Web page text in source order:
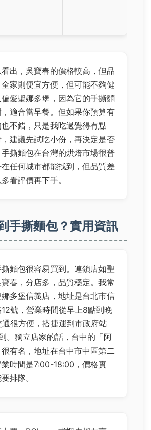
出，吳寶春的價格較高，但品
家則便宜方便，但可能不夠健
愛聖娜多堡，因為它的手撕麵
適合當早餐。但如果你預算有
不錯，只是我吃過覺得有點
建議先試吃小份，再決定是否
撕麵包在台灣的烘焙市場很普
任何城市都能找到，但品質差
看評價再下手。
手撕麵包？實用資訊
麵包很容易買到。連鎖店如聖
春，分店多，品質穩定。我常
多堡信義店，地址是台北市信
號，營業時間從早上8點到晚
通很方便，搭捷運到市政府站
。獨立店家的話，台中的「阿
有名，地址在台中市中區第二
時間是7:00-18:00，價格實
排隊。